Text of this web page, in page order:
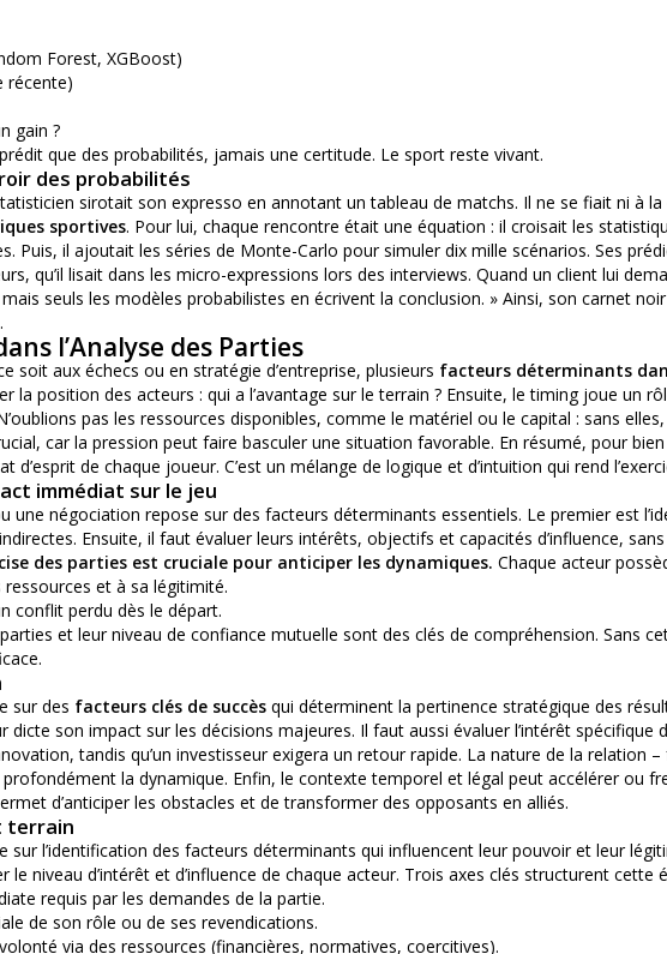
Forest, XGBoost)
récente)
gain ?
que des probabilités, jamais une certitude. Le sport reste vivant.
des probabilités
sirotait son expresso en annotant un tableau de matchs. Il ne se fiait ni à
sportives. Pour lui, chaque rencontre était une équation : il croisait les
Puis, il ajoutait les séries de Monte-Carlo pour simuler dix mille scénarios. Ses
qu’il lisait dans les micro-expressions lors des interviews. Quand un client lui
seuls les modèles probabilistes en écrivent la conclusion. » Ainsi, son carnet
l’Analyse des Parties
soit aux échecs ou en stratégie d’entreprise, plusieurs facteurs déterminants
la position des acteurs : qui a l’avantage sur le terrain ? Ensuite, le timing joue un
pas les ressources disponibles, comme le matériel ou le capital : sans
car la pression peut faire basculer une situation favorable. En résumé, pour bien
d’esprit de chaque joueur. C’est un mélange de logique et d’intuition qui rend
immédiat sur le jeu
une négociation repose sur des facteurs déterminants essentiels. Le premier est
Ensuite, il faut évaluer leurs intérêts, objectifs et capacités d’influence,
des parties est cruciale pour anticiper les dynamiques. Chaque acteur
et à sa légitimité.
conflit perdu dès le départ.
et leur niveau de confiance mutuelle sont des clés de compréhension. Sans
sur des facteurs clés de succès qui déterminent la pertinence stratégique des
dicte son impact sur les décisions majeures. Il faut aussi évaluer l’intérêt spécifique
tandis qu’un investisseur exigera un retour rapide. La nature de la relation
la dynamique. Enfin, le contexte temporel et légal peut accélérer ou
d’anticiper les obstacles et de transformer des opposants en alliés.
terrain
sur l’identification des facteurs déterminants qui influencent leur pouvoir et leur
le niveau d’intérêt et d’influence de chaque acteur. Trois axes clés structurent cette
requis par les demandes de la partie.
de son rôle ou de ses revendications.
via des ressources (financières, normatives, coercitives).